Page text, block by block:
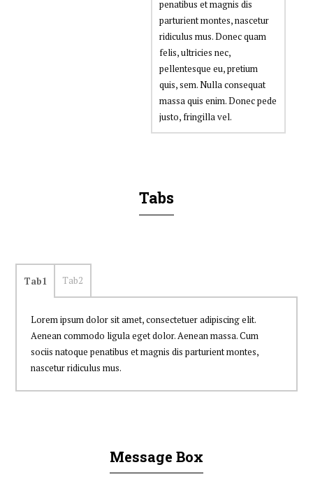
penatibus et magnis dis
parturient montes, nascetur
ridiculus mus. Donec quam
felis, ultricies nec,
pellentesque eu, pretium
quis, sem. Nulla consequat
massa quis enim. Donec pede
justo, fringilla vel.
Tabs
Tab1 Tab2
Lorem ipsum dolor sit amet, consectetuer adipiscing elit.
Aenean commodo ligula eget dolor. Aenean massa. Cum
sociis natoque penatibus et magnis dis parturient montes,
nascetur ridiculus mus.
Message Box